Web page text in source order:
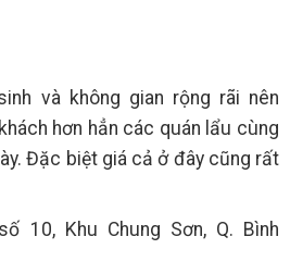
và không gian rộng rãi nên
hơn hẳn các quán lẩu cùng
Đặc biệt giá cả ở đây cũng rất
10, Khu Chung Sơn, Q. Bình